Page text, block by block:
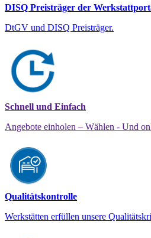
DISQ Preisträger der
DtGV und DISQ Preisträger.
Schnell und Einfach
Angebote einholen – Wählen - Und
Qualitätskontrolle
Werkstätten erfüllen unsere